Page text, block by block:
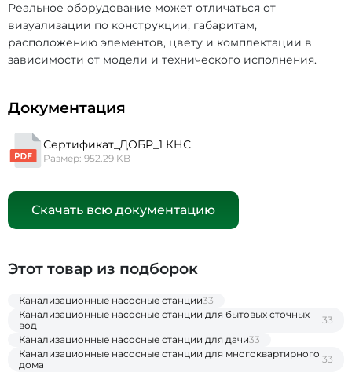
Реальное оборудование может отличаться от
визуализации по конструкции, габаритам,
расположению элементов, цвету и комплектации в
зависимости от модели и технического исполнения.
Документация
Сертификат_ДОБР_1 КНС
Размер: 952.29 KB
Скачать всю документацию
Этот товар из подборок
Канализационные насосные станции33
Канализационные насосные станции для бытовых сточных
вод
33
Канализационные насосные станции для дачи33
Канализационные насосные станции для многоквартирного
дома
33